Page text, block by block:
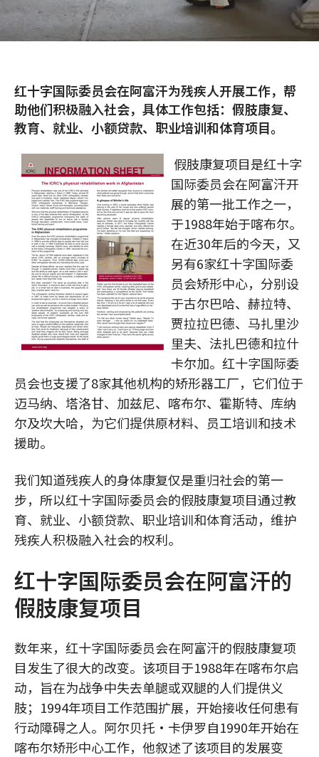
红十字国际委员会在阿富汗为残疾人开展工作，帮
助他们积极融入社会，具体工作包括：假肢康复、
教育、就业、小额贷款、职业培训和体育项目。
假肢康复项目是红十字
国际委员会在阿富汗开
展的第一批工作之一，
于1988年始于喀布尔。
在近30年后的今天，又
另有6家红十字国际委
员会矫形中心，分别设
于古尔巴哈、赫拉特、
贾拉拉巴德、马扎里沙
里夫、法扎巴德和拉什
卡尔加。红十字国际委
员会也支援了8家其他机构的矫形器工厂，它们位于
迈马纳、塔洛甘、加兹尼、喀布尔、霍斯特、库纳
尔及坎大哈，为它们提供原材料、员工培训和技术
援助。
我们知道残疾人的身体康复仅是重归社会的第一
步，所以红十字国际委员会的假肢康复项目通过教
育、就业、小额贷款、职业培训和体育活动，维护
残疾人积极融入社会的权利。
红十字国际委员会在阿富汗的
假肢康复项目
数年来，红十字国际委员会在阿富汗的假肢康复项
目发生了很大的改变。该项目于1988年在喀布尔启
动，旨在为战争中失去单腿或双腿的人们提供义
肢；1994年项目工作范围扩展，开始接收任何患有
行动障碍之人。阿尔贝托·卡伊罗自1990年开始在
喀布尔矫形中心工作，他叙述了该项目的发展变